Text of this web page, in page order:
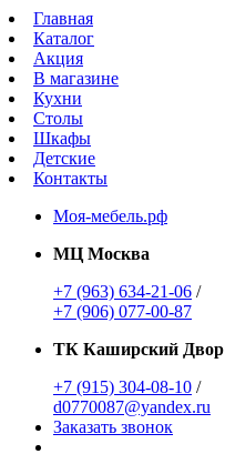
Главная
Каталог
Акция
В магазине
Кухни
Столы
Шкафы
Детские
Контакты
Моя-мебель.рф
МЦ Москва
+7 (963) 634-21-06 /
+7 (906) 077-00-87
ТК Каширский Двор
+7 (915) 304-08-10 /
d0770087@yandex.ru
Заказать звонок